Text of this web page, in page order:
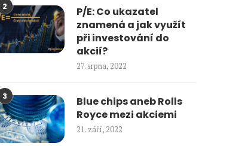
2
P/E: Co ukazatel
znamená a jak využít
při investování do
akcií?
27. srpna, 2022
3
Blue chips aneb Rolls
Royce mezi akciemi
21. září, 2022